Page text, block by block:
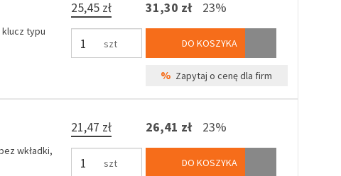
typu
25,45 zł
szt
31,30 zł 23%
DO KOSZYKA
% Zapytaj o cenę dla firm
wkładki,
21,47 zł
szt
26,41 zł 23%
DO KOSZYKA